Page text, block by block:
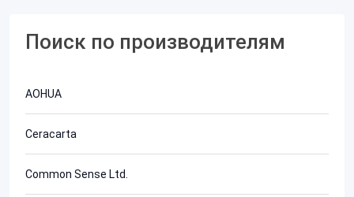
Поиск по производителям
AOHUA
Ceracarta
Common Sense Ltd.